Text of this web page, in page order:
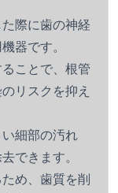
際に歯の神経
器です。
ことで、根管
リスクを抑え
細部の汚れ
できます。
め、歯質を削